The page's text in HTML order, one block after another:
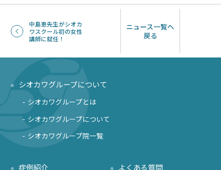
中島恵先生がシオカ
ワスクール初の女性
講師に就任！
ニュース一覧へ
戻る
シオカワグループについて
シオカワグループとは
シオカワグループについて
シオカワグループ院一覧
症例紹介 よくある質問